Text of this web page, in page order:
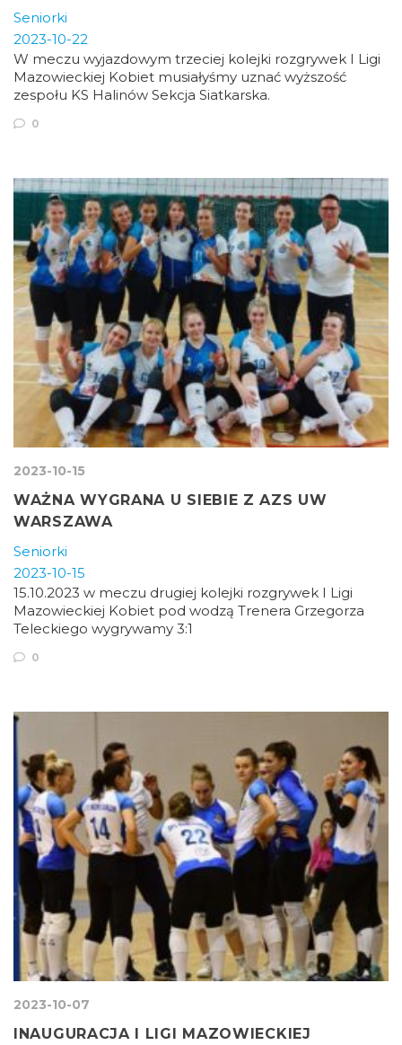
Seniorki
2023-10-22
W meczu wyjazdowym trzeciej kolejki rozgrywek I Ligi
Mazowieckiej Kobiet musiałyśmy uznać wyższość
zespołu KS Halinów Sekcja Siatkarska.
0
2023-10-15
WAŻNA WYGRANA U SIEBIE Z AZS UW
WARSZAWA
Seniorki
2023-10-15
15.10.2023 w meczu drugiej kolejki rozgrywek I Ligi
Mazowieckiej Kobiet pod wodzą Trenera Grzegorza
Teleckiego wygrywamy 3:1
0
2023-10-07
INAUGURACJA I LIGI MAZOWIECKIEJ